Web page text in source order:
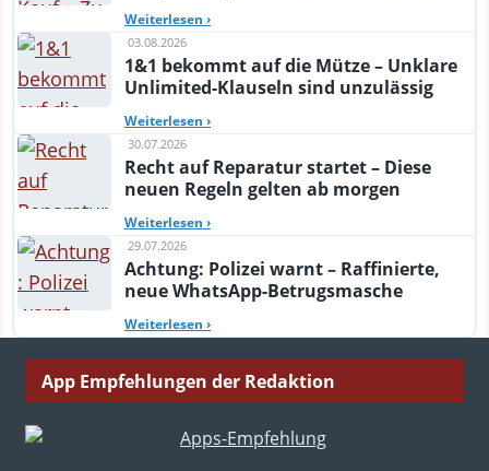
Weiterlesen ›
03.08.2026
1&1 bekommt auf die Mütze – Unklare
Unlimited-Klauseln sind unzulässig
Weiterlesen ›
30.07.2026
Recht auf Reparatur startet – Diese
neuen Regeln gelten ab morgen
Weiterlesen ›
29.07.2026
Achtung: Polizei warnt – Raffinierte,
neue WhatsApp-Betrugsmasche
Weiterlesen ›
App Empfehlungen der Redaktion